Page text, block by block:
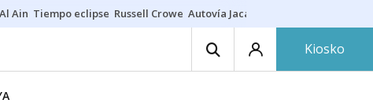
Ain Tiempo eclipse Russell Crowe Autovía Jaca
Kiosko